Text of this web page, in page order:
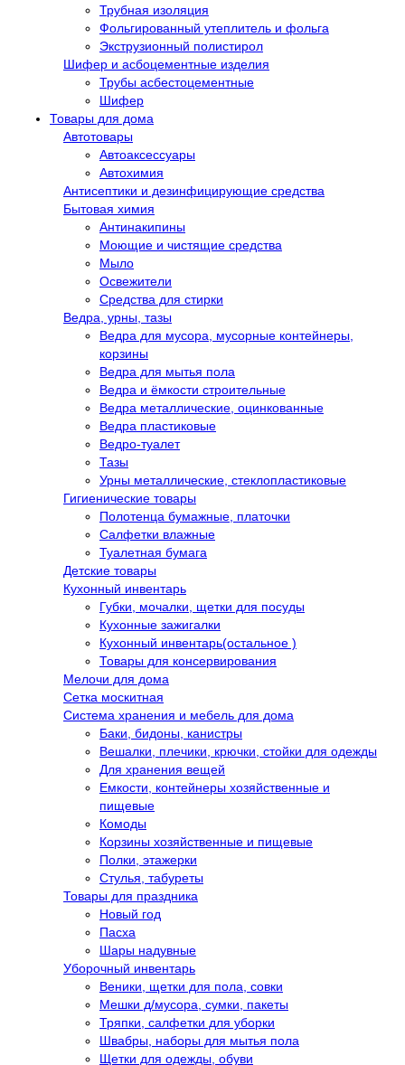
Трубная изоляция
Фольгированный утеплитель и фольга
Экструзионный полистирол
Шифер и асбоцементные изделия
Трубы асбестоцементные
Шифер
Товары для дома
Автотовары
Автоаксессуары
Автохимия
Антисептики и дезинфицирующие средства
Бытовая химия
Антинакипины
Моющие и чистящие средства
Мыло
Освежители
Средства для стирки
Ведра, урны, тазы
Ведра для мусора, мусорные контейнеры,
корзины
Ведра для мытья пола
Ведра и ёмкости строительные
Ведра металлические, оцинкованные
Ведра пластиковые
Ведро-туалет
Тазы
Урны металлические, стеклопластиковые
Гигиенические товары
Полотенца бумажные, платочки
Салфетки влажные
Туалетная бумага
Детские товары
Кухонный инвентарь
Губки, мочалки, щетки для посуды
Кухонные зажигалки
Кухонный инвентарь(остальное )
Товары для консервирования
Мелочи для дома
Сетка москитная
Система хранения и мебель для дома
Баки, бидоны, канистры
Вешалки, плечики, крючки, стойки для одежды
Для хранения вещей
Емкости, контейнеры хозяйственные и
пищевые
Комоды
Корзины хозяйственные и пищевые
Полки, этажерки
Стулья, табуреты
Товары для праздника
Новый год
Пасха
Шары надувные
Уборочный инвентарь
Веники, щетки для пола, совки
Мешки д/мусора, сумки, пакеты
Тряпки, салфетки для уборки
Швабры, наборы для мытья пола
Щетки для одежды, обуви